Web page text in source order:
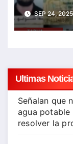
“Tía
la lista
SEP 24,
Ultimas
Señalan que
agua potable
resolver la